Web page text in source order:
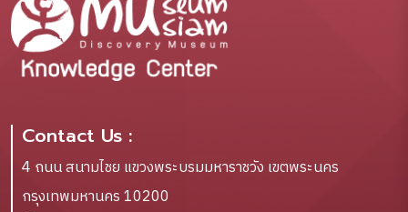
Contact Us :
4 ถนน สนามไชย แขวงพระบรมมหาราชวัง เขตพระนคร
กรุงเทพมหานคร 10200